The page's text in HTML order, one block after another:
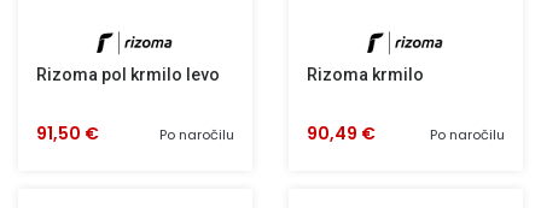
Rizoma pol krmilo levo
Po naročilu
91,50 €
Rizoma krmilo
Po naročilu
90,49 €